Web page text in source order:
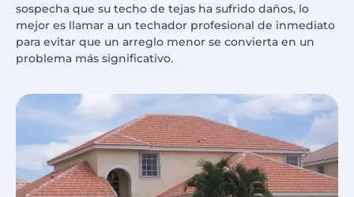
sospecha que su techo de tejas ha sufrido daños, lo
mejor es llamar a un techador profesional de inmediato
para evitar que un arreglo menor se convierta en un
problema más significativo.